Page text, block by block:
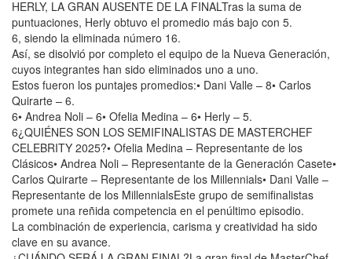
HERLY, LA GRAN AUSENTE DE LA FINALTras la suma de
puntuaciones, Herly obtuvo el promedio más bajo con 5.
6, siendo la eliminada número 16.
Así, se disolvió por completo el equipo de la Nueva Generación,
cuyos integrantes han sido eliminados uno a uno.
Estos fueron los puntajes promedios:• Dani Valle – 8• Carlos
Quirarte – 6.
6• Andrea Noli – 6• Ofelia Medina – 6• Herly – 5.
6¿QUIÉNES SON LOS SEMIFINALISTAS DE MASTERCHEF
CELEBRITY 2025?• Ofelia Medina – Representante de los
Clásicos• Andrea Noli – Representante de la Generación Casete•
Carlos Quirarte – Representante de los Millennials• Dani Valle –
Representante de los MillennialsEste grupo de semifinalistas
promete una reñida competencia en el penúltimo episodio.
La combinación de experiencia, carisma y creatividad ha sido
clave en su avance.